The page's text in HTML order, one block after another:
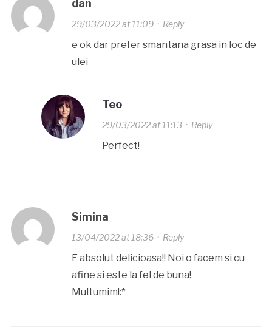
dan
29/03/2022 at 11:09· Reply
e ok dar prefer smantana grasa in loc de
ulei
Teo
29/03/2022 at 11:13· Reply
Perfect!
Simina
13/04/2022 at 18:36· Reply
E absolut delicioasa!! Noi o facem si cu
afine si este la fel de buna!
Multumim!:*